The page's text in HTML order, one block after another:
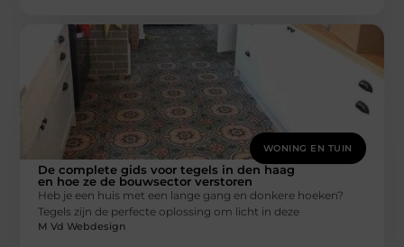
WONING EN TUIN
De complete gids voor tegels in den haag
en hoe ze de bouwsector verstoren
Heb je een huis met een lange gang en donkere hoeken?
Tegels zijn de perfecte oplossing om licht in deze
M Vd Webdesign